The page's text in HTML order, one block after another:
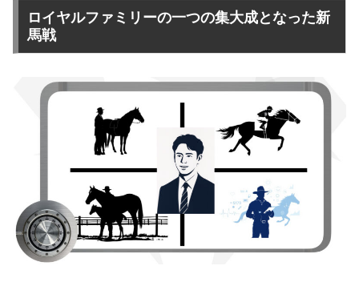
ロイヤルファミリーの一つの集大成となった新
馬戦